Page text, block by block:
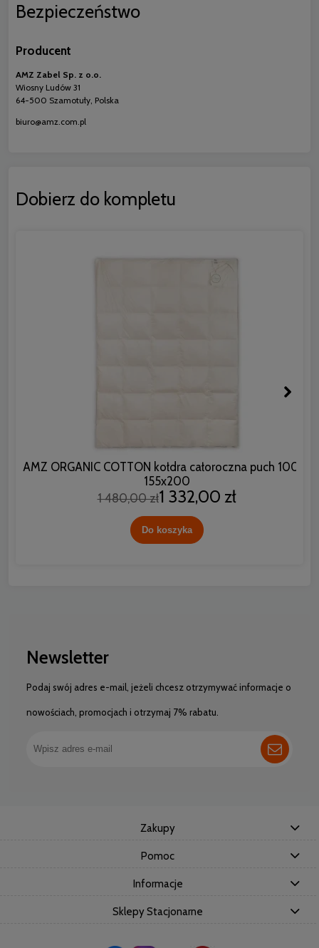
Bezpieczeństwo
Producent
AMZ Zabel Sp. z o.o.
Wiosny Ludów 31
64-500 Szamotuły, Polska
biuro@amz.com.pl
Dobierz do kompletu
AMZ ORGANIC COTTON kołdra całoroczna puch 100%
155x200
1 480,00 zł1 332,00 zł
Do koszyka
Newsletter
Podaj swój adres e-mail, jeżeli chcesz otrzymywać informacje o
nowościach, promocjach i otrzymaj 7% rabatu.
Zakupy
Pomoc
Informacje
Sklepy Stacjonarne